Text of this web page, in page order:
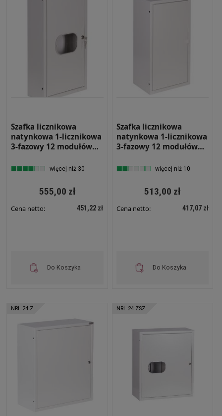
Szafka licznikowa
natynkowa 1-licznikowa
3-fazowy 12 modułów
z zamkiem i szybą NRL
więcej niż 30
555,00 zł
Cena netto: 451,22 zł
Do Koszyka
Szafka licznikowa
natynkowa 1-licznikowa
3-fazowy 12 modułów
z zamkiem NRL 12 Z
więcej niż 10
513,00 zł
Cena netto: 417,07 zł
Do Koszyka
NRL 24 Z NRL 24 ZSZ